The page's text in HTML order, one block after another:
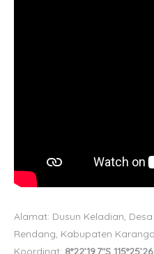
Alamat: Dusun Keladian,
Rendang, Kabupaten
Koordinat: 8°22’19.7″S